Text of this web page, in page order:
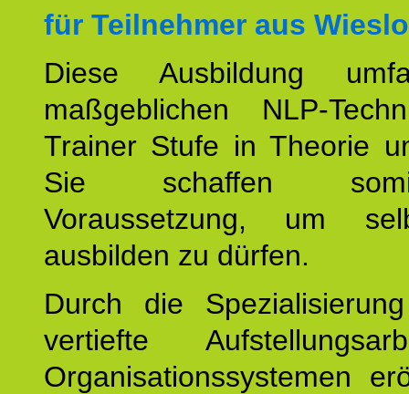
für Teilnehmer aus
Diese Ausbildung
maßgeblichen NLP-
Trainer Stufe in Theorie
Sie schaffen
Voraussetzung, um
ausbilden zu dürfen.
Durch die
vertiefte
Organisationssystemen